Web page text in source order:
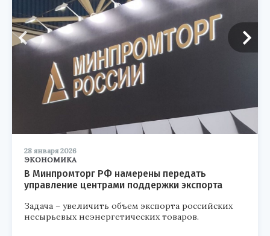
28 января 2026
ЭКОНОМИКА
В Минпромторг РФ намерены передать
управление центрами поддержки экспорта
Задача – увеличить объем экспорта российских
несырьевых неэнергетических товаров.